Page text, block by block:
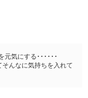
元気にする･･････
そんなに気持ちを入れて